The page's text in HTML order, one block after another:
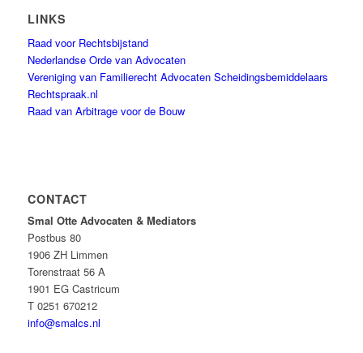
LINKS
Raad voor Rechtsbijstand
Nederlandse Orde van Advocaten
Vereniging van Familierecht Advocaten Scheidingsbemiddelaars
Rechtspraak.nl
Raad van Arbitrage voor de Bouw
CONTACT
Smal Otte Advocaten & Mediators
Postbus 80
1906 ZH Limmen
Torenstraat 56 A
1901 EG Castricum
T 0251 670212
info@smalcs.nl